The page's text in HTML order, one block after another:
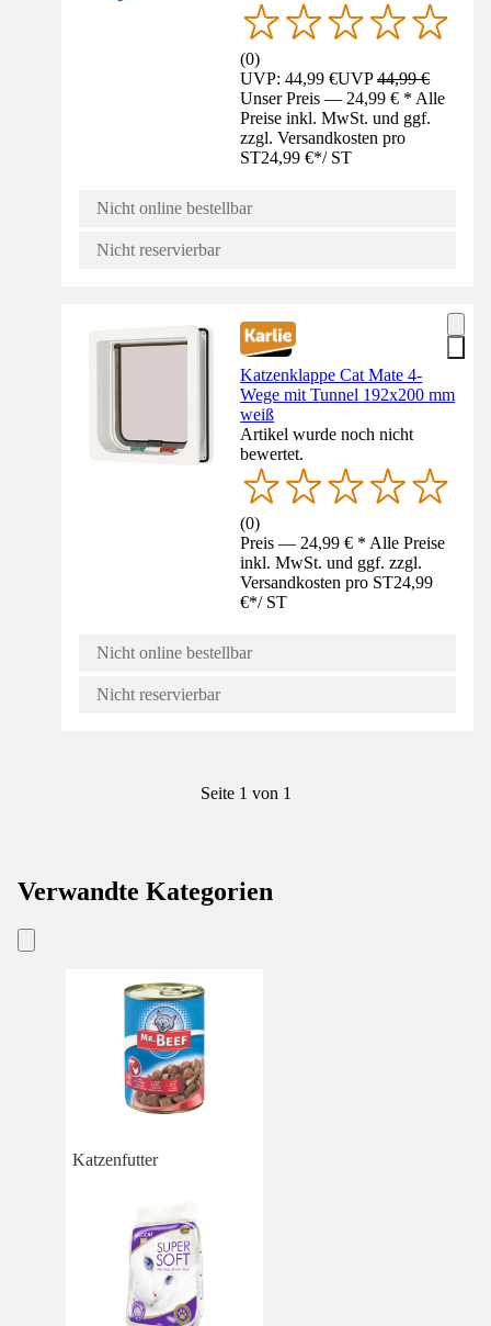
(0)
UVP: 44,99 €UVP44,99 €
Unser Preis — 24,99 € * Alle
Preise inkl. MwSt. und ggf.
zzgl. Versandkosten pro
ST24,99 €*/ ST
Nicht online bestellbar
Nicht reservierbar
Katzenklappe Cat Mate 4-
Wege mit Tunnel 192x200 mm
weiß
Artikel wurde noch nicht
bewertet.
(0)
Preis — 24,99 € * Alle Preise
inkl. MwSt. und ggf. zzgl.
Versandkosten pro ST24,99
€*/ ST
Nicht online bestellbar
Nicht reservierbar
Seite 1 von 1
Verwandte Kategorien
Katzenfutter